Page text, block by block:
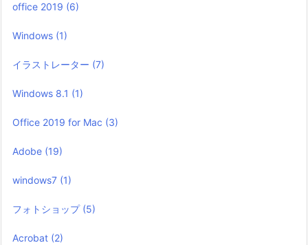
office 2019 (6)
Windows (1)
イラストレーター (7)
Windows 8.1 (1)
Office 2019 for Mac (3)
Adobe (19)
windows7 (1)
フォトショップ (5)
Acrobat (2)